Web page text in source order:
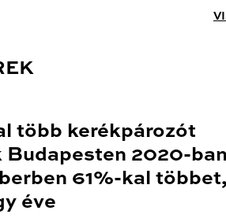
több kerékpározót
Budapesten 2020-
61%-kal többet,
éve